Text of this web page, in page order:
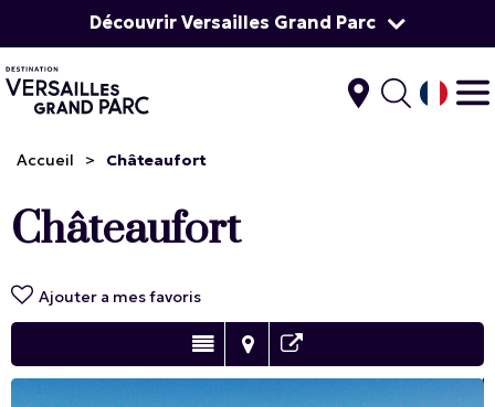
Découvrir Versailles Grand Parc
Accueil > Châteaufort
Châteaufort
Ajouter a mes favoris